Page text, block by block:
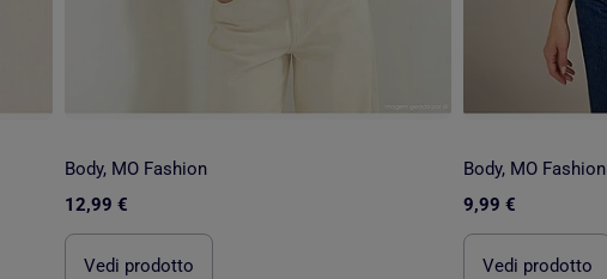
Body, MO Fashion
12,99 €
Vedi prodotto
Body, MO Fashion
9,99 €
Vedi prodotto